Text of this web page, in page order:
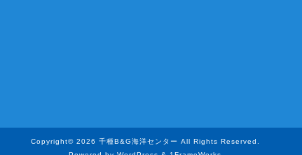
Copyright© 2026 千種B&G海洋センター All Rights Reserved.